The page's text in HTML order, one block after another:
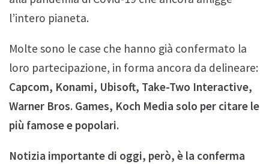
l’intero pianeta.
Molte sono le case che hanno già confermato la
loro partecipazione, in forma ancora da delineare:
Capcom, Konami, Ubisoft, Take-Two Interactive,
Warner Bros. Games, Koch Media solo per citare le
più famose e popolari.
Notizia importante di oggi, però, è la conferma